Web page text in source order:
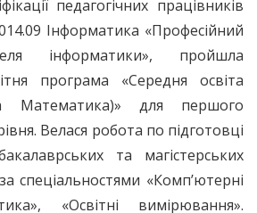
педагогічних працівників
Інформатика «Професійний
інформатики», пройшла
програма «Середня освіта
Математика)» для першого
Велася робота по підготовці
та магістерських
спеціальностями «Комп’ютерні
«Освітні вимірювання».